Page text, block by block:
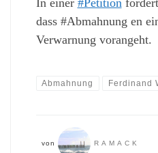
In einer #Petitionfordert
dass #Abmahnung en
Verwarnung vorangeht.
Abmahnung Ferdinand
von RAMACK